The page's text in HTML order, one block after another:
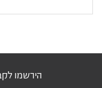
הירשמו